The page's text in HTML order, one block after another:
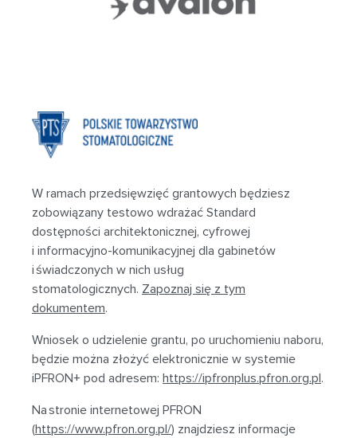
W ramach przedsięwzięć grantowych będziesz
zobowiązany testowo wdrażać Standard
dostępności architektonicznej, cyfrowej
i informacyjno-komunikacyjnej dla gabinetów
i świadczonych w nich usług
stomatologicznych. Zapoznaj się z tym
dokumentem.
Wniosek o udzielenie grantu, po uruchomieniu naboru,
będzie można złożyć elektronicznie w systemie
iPFRON+ pod adresem: https://ipfronplus.pfron.org.pl.
Na stronie internetowej PFRON
(https://www.pfron.org.pl/) znajdziesz informacje